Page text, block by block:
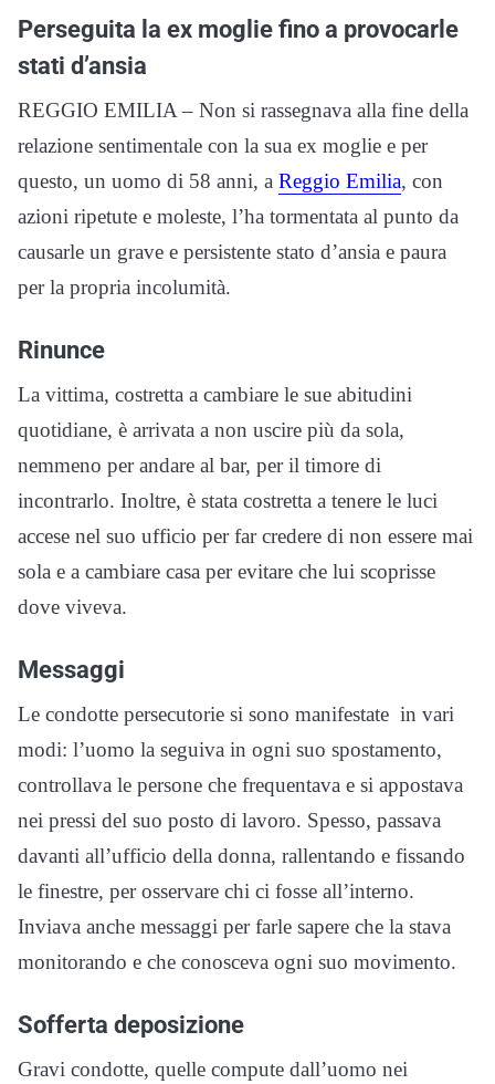
Perseguita la ex moglie fino a provocarle
stati d’ansia
REGGIO EMILIA – Non si rassegnava alla fine della
relazione sentimentale con la sua ex moglie e per
questo, un uomo di 58 anni, a Reggio Emilia, con
azioni ripetute e moleste, l’ha tormentata al punto da
causarle un grave e persistente stato d’ansia e paura
per la propria incolumità.
Rinunce
La vittima, costretta a cambiare le sue abitudini
quotidiane, è arrivata a non uscire più da sola,
nemmeno per andare al bar, per il timore di
incontrarlo. Inoltre, è stata costretta a tenere le luci
accese nel suo ufficio per far credere di non essere mai
sola e a cambiare casa per evitare che lui scoprisse
dove viveva.
Messaggi
Le condotte persecutorie si sono manifestate in vari
modi: l’uomo la seguiva in ogni suo spostamento,
controllava le persone che frequentava e si appostava
nei pressi del suo posto di lavoro. Spesso, passava
davanti all’ufficio della donna, rallentando e fissando
le finestre, per osservare chi ci fosse all’interno.
Inviava anche messaggi per farle sapere che la stava
monitorando e che conosceva ogni suo movimento.
Sofferta deposizione
Gravi condotte, quelle compute dall’uomo nei